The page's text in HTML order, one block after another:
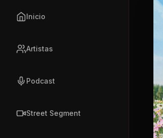
Inicio
Artistas
Podcast
Street Segment